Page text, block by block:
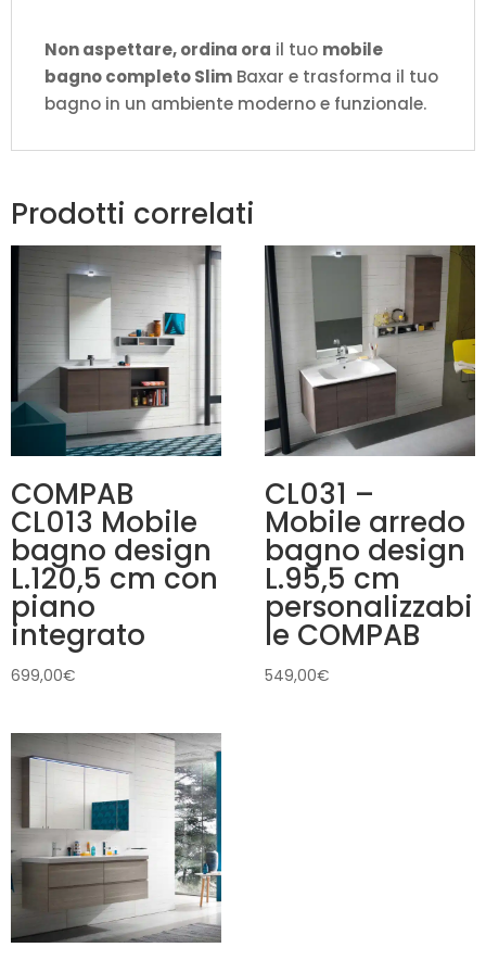
Non aspettare, ordina ora il tuo mobile
bagno completo Slim Baxar e trasforma il tuo
bagno in un ambiente moderno e funzionale.
Prodotti correlati
COMPAB
CL013 Mobile
bagno design
L.120,5 cm con
piano
integrato
699,00€
CL031 –
Mobile arredo
bagno design
L.95,5 cm
personalizzabi
le COMPAB
549,00€